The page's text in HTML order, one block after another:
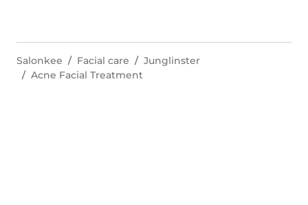
Salonkee Facial care
Junglinster
Acne Facial Treatment